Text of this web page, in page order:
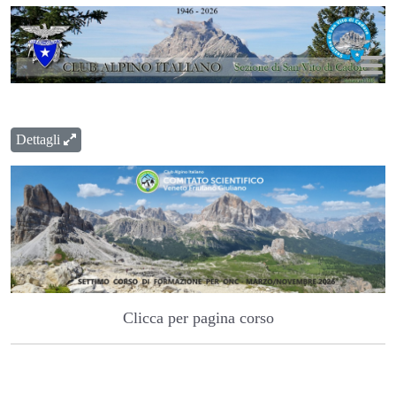
Dettagli
Clicca per pagina corso